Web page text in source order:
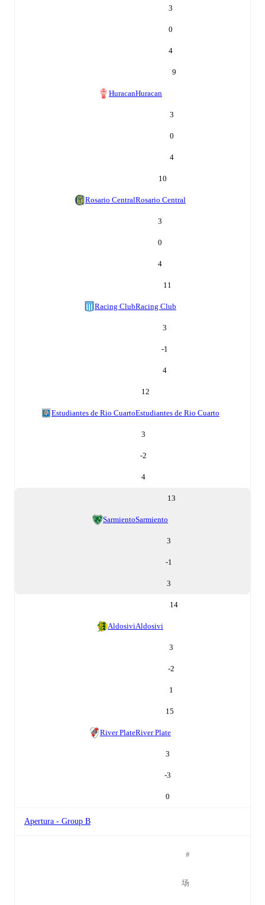
3
0
4
9
HuracanHuracan
3
0
4
10
Rosario CentralRosario Central
3
0
4
11
Racing ClubRacing Club
3
-1
4
12
Estudiantes de Rio CuartoEstudiantes de Rio Cuarto
3
-2
4
13
SarmientoSarmiento
3
-1
3
14
AldosiviAldosivi
3
-2
1
15
River PlateRiver Plate
3
-3
0
Apertura - Group B
#
场